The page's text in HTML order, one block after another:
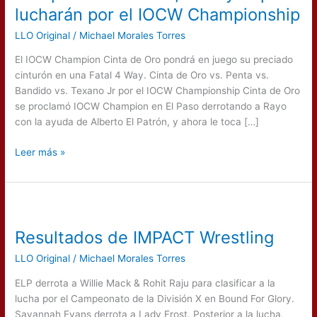
lucharán por el IOCW Championship
LLO Original / Michael Morales Torres
El IOCW Champion Cinta de Oro pondrá en juego su preciado
cinturón en una Fatal 4 Way. Cinta de Oro vs. Penta vs.
Bandido vs. Texano Jr por el IOCW Championship Cinta de Oro
se proclamó IOCW Champion en El Paso derrotando a Rayo
con la ayuda de Alberto El Patrón, y ahora le toca […]
y
Triple
A
lucharán
por
el
Championship
Leer más »
Resultados de IMPACT Wrestling
LLO Original / Michael Morales Torres
ELP derrota a Willie Mack & Rohit Raju para clasificar a la
lucha por el Campeonato de la División X en Bound For Glory.
Savannah Evans derrota a Lady Frost. Posterior a la lucha,
IMPACT